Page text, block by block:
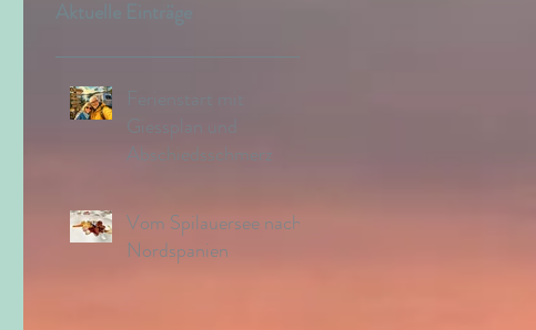
Abschiedsschmerz
Vom Spilauersee nach
Nordspanien